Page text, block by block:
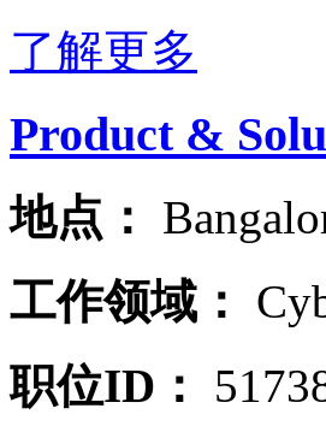
了解更多
Product &
地点：
工作领域：
职位ID：